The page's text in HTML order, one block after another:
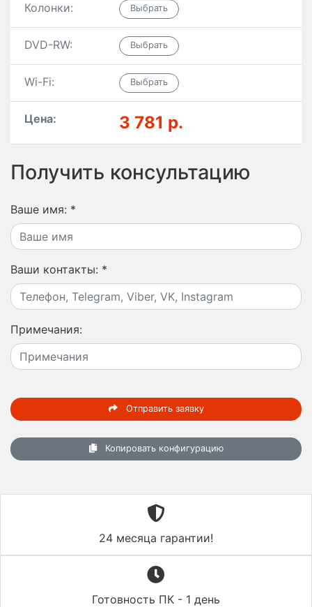
Колонки:
DVD-RW:
Wi-Fi:
Цена: 3 781 р.
Получить консультацию
Ваше имя: *
Ваши контакты: *
Примечания:
Отправить заявку
Копировать конфигурацию
24 месяца гарантии!
Готовность ПК - 1 день